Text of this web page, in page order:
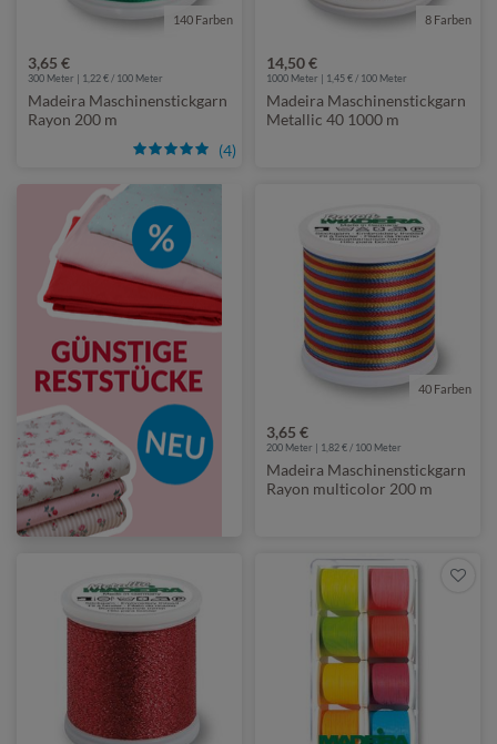
140 Farben
3,65 €
(4)
300 Meter | 1,22 € / 100 Meter
Madeira Maschinenstickgarn
Rayon 200 m
8 Farben
14,50 €
1000 Meter | 1,45 € / 100 Meter
Madeira Maschinenstickgarn
Metallic 40 1000 m
40 Farben
3,65 €
200 Meter | 1,82 € / 100 Meter
Madeira Maschinenstickgarn
Rayon multicolor 200 m